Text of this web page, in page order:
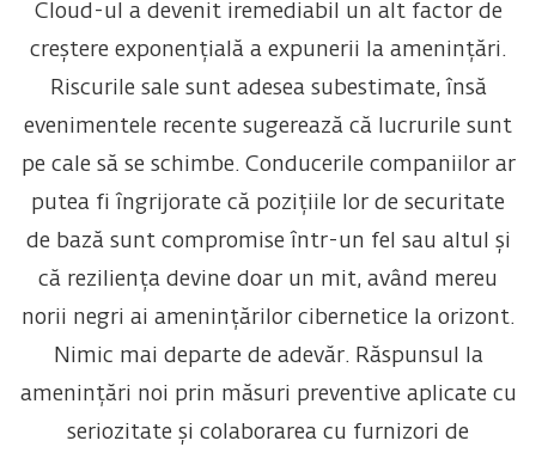
Cloud-ul a devenit iremediabil un alt factor de
creștere exponențială a expunerii la amenințări.
Riscurile sale sunt adesea subestimate, însă
evenimentele recente sugerează că lucrurile sunt
pe cale să se schimbe. Conducerile companiilor ar
putea fi îngrijorate că pozițiile lor de securitate
de bază sunt compromise într-un fel sau altul și
că reziliența devine doar un mit, având mereu
norii negri ai amenințărilor cibernetice la orizont.
Nimic mai departe de adevăr. Răspunsul la
amenințări noi prin măsuri preventive aplicate cu
seriozitate și colaborarea cu furnizori de